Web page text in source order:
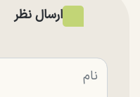
ارسال نظر